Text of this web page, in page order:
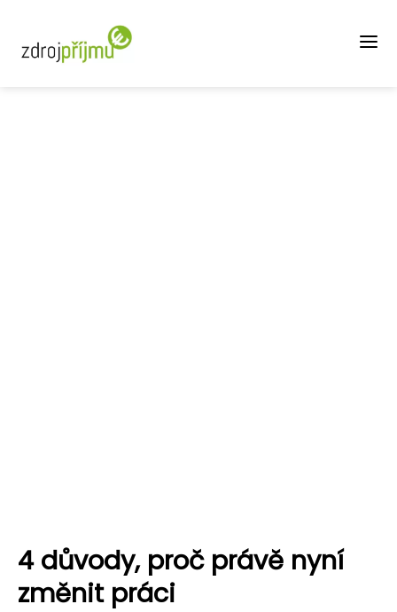
4 důvody, proč právě nyní
změnit práci